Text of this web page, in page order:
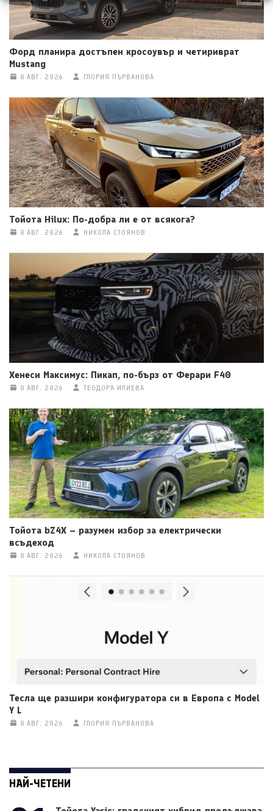
Форд планира достъпен кросоувър и четириврат
Mustang
8 АВГ. 2026 ГЛОРИЯ ПЪРВАНОВА
Тойота Hilux: По-добра ли е от всякога?
8 АВГ. 2026 НИКОЛА СТОЯНОВ
Хенеси Максимус: Пикап, по-бърз от Ферари F40
8 АВГ. 2026 ТЕОДОРА ИЛИЕВА
Тойота bZ4X – разумен избор за електрически
всъдеход
8 АВГ. 2026 НИКОЛА СТОЯНОВ
Тесла ще разшири конфигуратора си в Европа с Model
Y L
8 АВГ. 2026 ГЛОРИЯ ПЪРВАНОВА
НАЙ-ЧЕТЕНИ